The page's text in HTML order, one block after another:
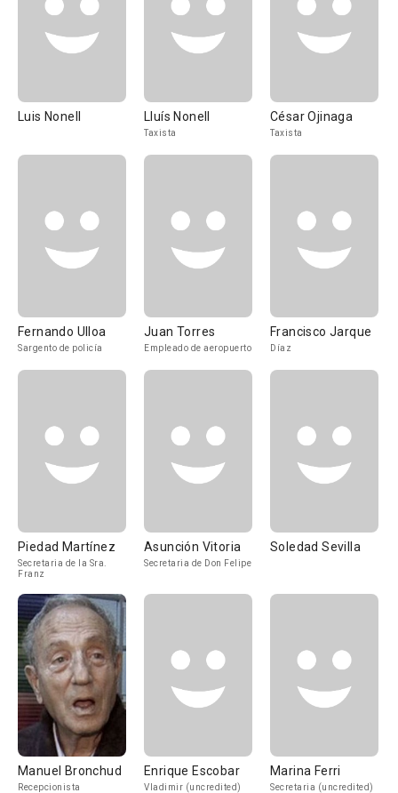
Luis Nonell Lluís Nonell
Taxista
César Ojinaga
Taxista
Fernando Ulloa
Sargento de policía
Juan Torres
Empleado de aeropuerto
Francisco Jarque
Díaz
Piedad Martínez
Secretaria de la Sra.
Franz
Asunción Vitoria
Secretaria de Don Felipe
Soledad Sevilla
Manuel Bronchud
Recepcionista
Enrique Escobar
Vladimir (uncredited)
Marina Ferri
Secretaria (uncredited)